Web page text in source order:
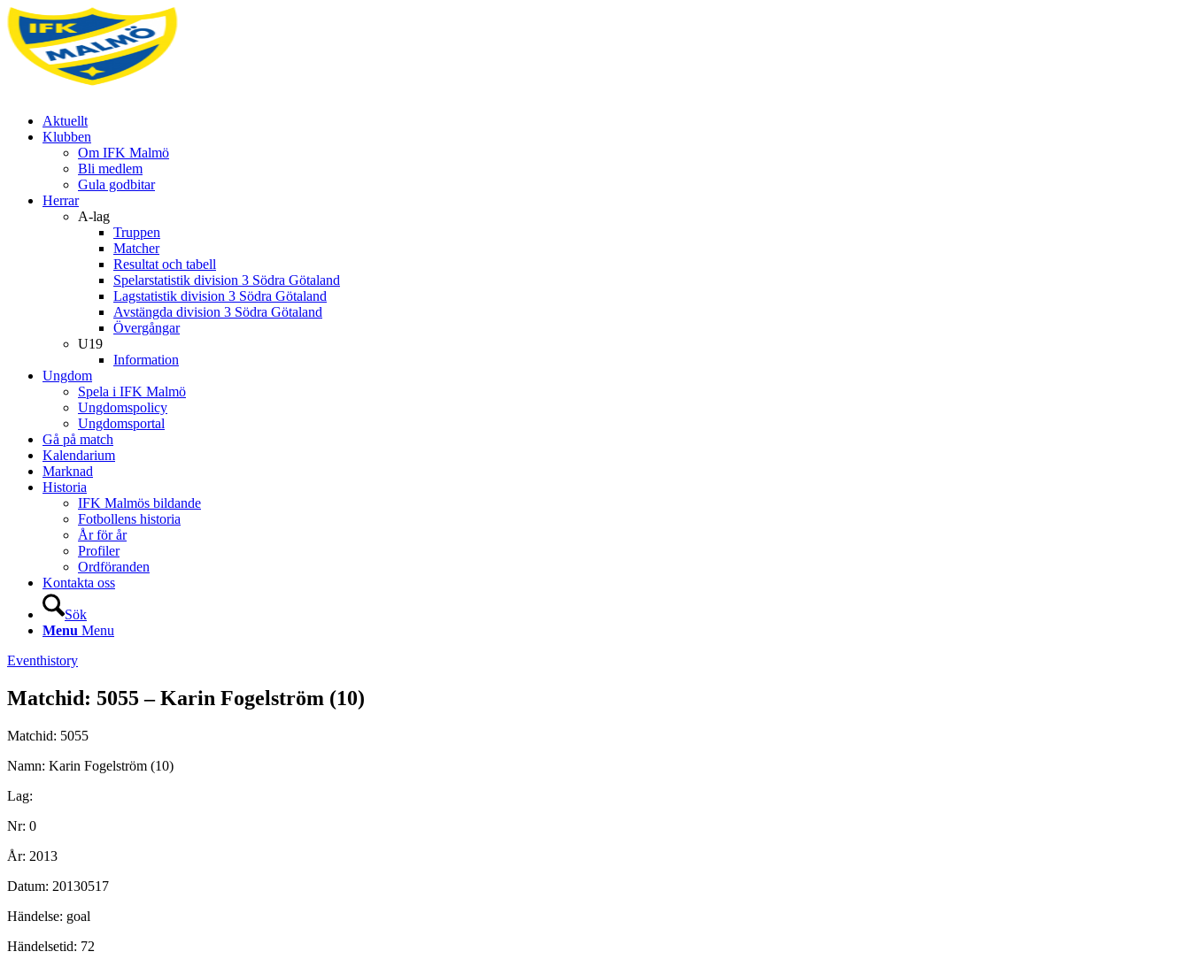
Aktuellt
Klubben
Om IFK Malmö
Bli medlem
Gula godbitar
Herrar
A-lag
Truppen
Matcher
Resultat och tabell
Spelarstatistik division 3 Södra Götaland
Lagstatistik division 3 Södra Götaland
Avstängda division 3 Södra Götaland
Övergångar
U19
Information
Ungdom
Spela i IFK Malmö
Ungdomspolicy
Ungdomsportal
Gå på match
Kalendarium
Marknad
Historia
IFK Malmös bildande
Fotbollens historia
År för år
Profiler
Ordföranden
Kontakta oss
Sök
Menu Menu
Eventhistory
Matchid: 5055 – Karin Fogelström (10)
Matchid: 5055
Namn: Karin Fogelström (10)
Lag:
Nr: 0
År: 2013
Datum: 20130517
Händelse: goal
Händelsetid: 72